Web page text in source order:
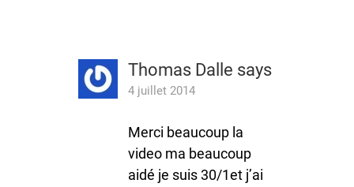
Thomas Dalle says
4 juillet 2014
Merci beaucoup la
video ma beaucoup
aidé je suis 30/1et j’ai